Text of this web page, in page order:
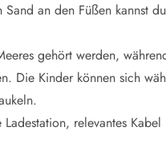
Sand an den Füßen kannst
gehört werden,
Die Kinder können sich
relevantes